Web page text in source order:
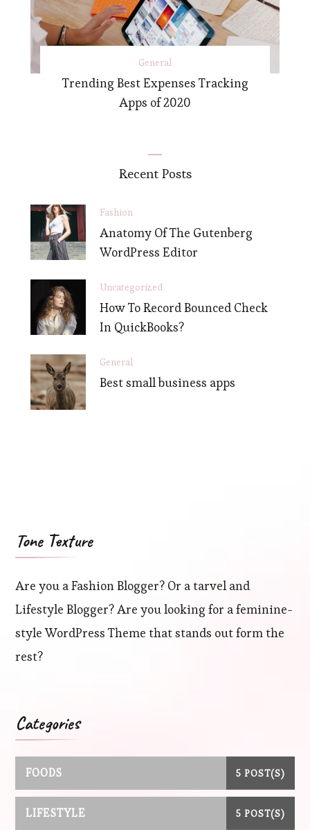
General
Trending Best Expenses Tracking
Apps of 2020
Recent Posts
Fashion
Anatomy Of The Gutenberg
WordPress Editor
Uncategorized
How To Record Bounced Check
In QuickBooks?
General
Best small business apps
Tone Texture
Are you a Fashion Blogger? Or a tarvel and
Lifestyle Blogger? Are you looking for a feminine-
style WordPress Theme that stands out form the
rest?
Categories
FOODS 5 POST(S)
LIFESTYLE 5 POST(S)